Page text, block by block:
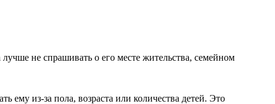
не спрашивать о его месте жительства, семейном
ему из-за пола, возраста или количества детей. Это